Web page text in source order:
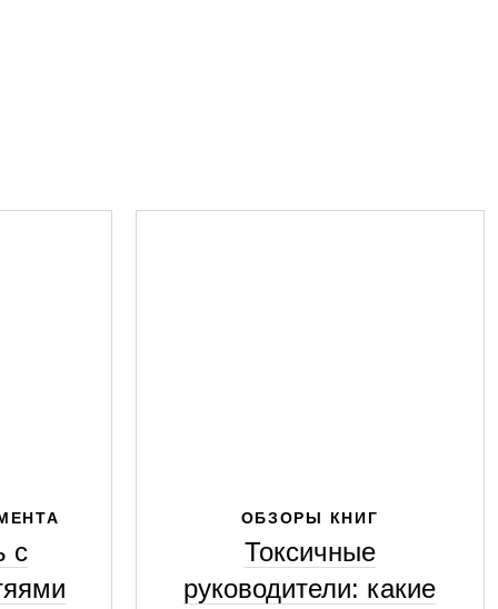
с
ОБЗОРЫ КНИГ
Токсичные
руководители: какие